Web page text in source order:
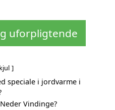
uforpligtende
speciale i jordvarme i
Vindinge?